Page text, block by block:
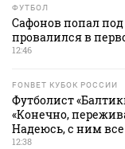
ФУТБОЛ
Сафонов попал под
провалился в
12:46
FONBET КУБОК РОССИИ
Футболист
«Конечно,
Надеюсь, с ним все
12:38